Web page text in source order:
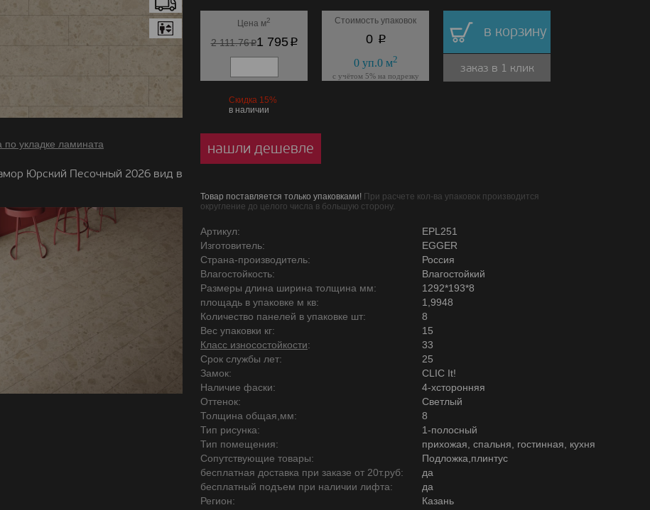
укладке ламината
Юрский Песочный 2026 вид в
Цена м2
2 111.76p1 795p
Стоимость упаковок
0 p
0уп.0м2
с учётом 5% на подрезку
в корзину
заказ в 1 клик
Скидка 15%
в наличии
нашли дешевле
Товар поставляется только упаковками! При расчете кол-ва упаковок производится
округление до целого числа в большую сторону.
Артикул:
EPL251
Изготовитель:
EGGER
Страна-производитель:
Россия
Влагостойкость:
Влагостойкий
Размеры длина ширина толщина мм:
1292*193*8
площадь в упаковке м кв:
1,9948
Количество панелей в упаковке шт:
8
Вес упаковки кг:
15
Класс износостойкости:
33
Срок службы лет:
25
Замок:
CLIC It!
Наличие фаски:
4-хсторонняя
Оттенок:
Светлый
Толщина общая,мм:
8
Тип рисунка:
1-полосный
Тип помещения:
прихожая, спальня, гостинная, кухня
Сопутствующие товары:
Подложка,плинтус
бесплатная доставка при заказе от 20т.руб:
да
бесплатный подъем при наличии лифта:
да
Регион:
Казань